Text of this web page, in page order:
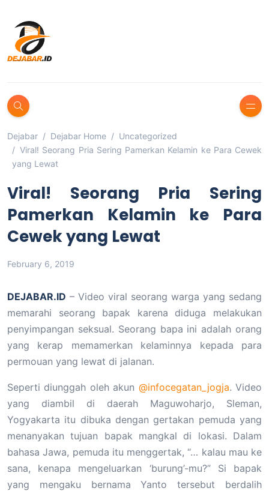
Dejabar Dejabar Home
Uncategorized
Viral! Seorang Pria Sering Pamerkan Kelamin ke Para Cewek
yang Lewat
Viral! Seorang Pria Sering
Pamerkan Kelamin ke Para
Cewek yang Lewat
February 6, 2019
DEJABAR.ID – Video viral seorang warga yang sedang
memarahi seorang bapak karena diduga melakukan
penyimpangan seksual. Seorang bapa ini adalah orang
yang kerap memamerkan kelaminnya kepada para
permouan yang lewat di jalanan.
Seperti diunggah oleh akun @infocegatan_jogja. Video
yang diambil di daerah Maguwoharjo, Sleman,
Yogyakarta itu dibuka dengan gertakan pemuda yang
menanyakan tujuan bapak mangkal di lokasi. Dalam
bahasa Jawa, pemuda itu menggertak, “… kalau mau ke
sana, kenapa mengeluarkan ‘burung’-mu?” Si bapak
yang mengaku bernama Yanto tersebut berdalih